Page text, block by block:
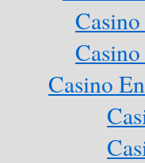
Casino